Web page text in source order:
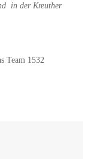
in der Kreuther
Team 1532